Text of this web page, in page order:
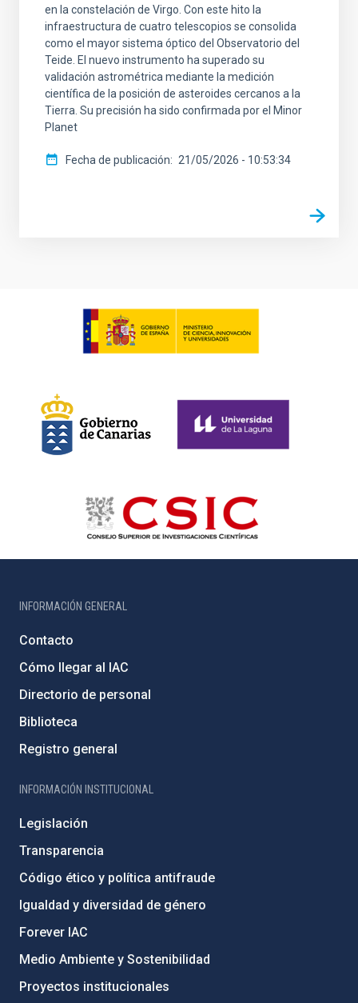
en la constelación de Virgo. Con este hito la
infraestructura de cuatro telescopios se consolida
como el mayor sistema óptico del Observatorio del
Teide. El nuevo instrumento ha superado su
validación astrométrica mediante la medición
científica de la posición de asteroides cercanos a la
Tierra. Su precisión ha sido confirmada por el Minor
Planet
Fecha de publicación 21/05/2026 - 10:53:34
INFORMACIÓN GENERAL
Contacto
Cómo llegar al IAC
Directorio de personal
Biblioteca
Registro general
INFORMACIÓN INSTITUCIONAL
Legislación
Transparencia
Código ético y política antifraude
Igualdad y diversidad de género
Forever IAC
Medio Ambiente y Sostenibilidad
Proyectos institucionales